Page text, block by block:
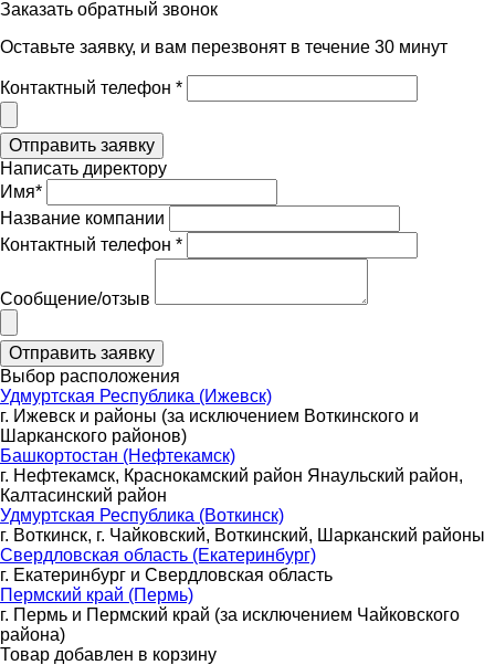
Заказать обратный звонок
Оставьте заявку, и вам перезвонят в течение 30 минут
Контактный телефон *
Написать директору
Имя*
Название компании
Контактный телефон *
Сообщение/отзыв
Выбор расположения
Удмуртская Республика (Ижевск)
г. Ижевск и районы (за исключением Воткинского и
Шарканского районов)
Башкортостан (Нефтекамск)
г. Нефтекамск, Краснокамский район Янаульский район,
Калтасинский район
Удмуртская Республика (Воткинск)
г. Воткинск, г. Чайковский, Воткинский, Шарканский районы
Свердловская область (Екатеринбург)
г. Екатеринбург и Свердловская область
Пермский край (Пермь)
г. Пермь и Пермский край (за исключением Чайковского
района)
Товар добавлен в корзину